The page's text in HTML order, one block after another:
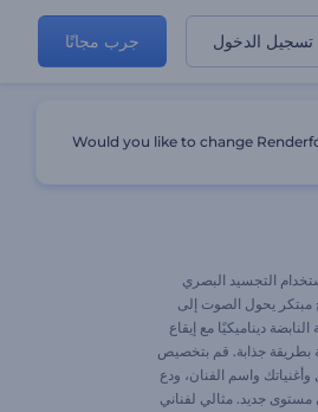
تسجيل الدخول جرب مجانًا
التجسيد البصري
مبتكر يحول الصوت إلى
ديناميكيًا مع إيقاع
بطريقة جذابة. قم بتخصيص
واسم الفنان، ودع
مستوى جديد. مثالي لفناني
Would you like to change